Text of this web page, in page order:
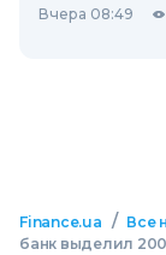
Вчера 08:49
Finance.ua / Все
банк выделил